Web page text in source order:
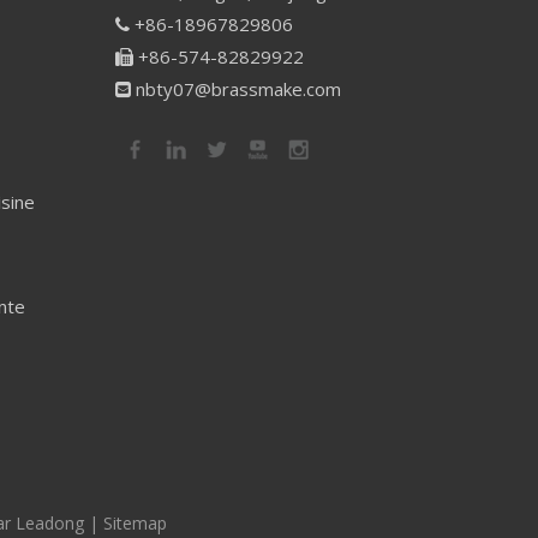
 +86-18967829806
 +86-574-82829922
 nbty07@brassmake.com
Leadong| Sitemap